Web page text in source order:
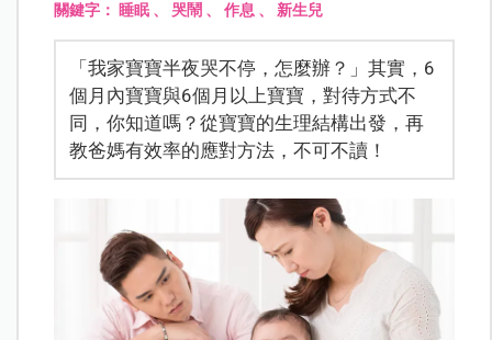
關鍵字： 睡眠 、 哭鬧 、作息 、新生兒
「我家寶寶半夜哭不停，怎麼辦？」其實，6
個月內寶寶與6個月以上寶寶，對待方式不
同，你知道嗎？從寶寶的生理結構出發，再
教爸媽有效率的應對方法，不可不讀！